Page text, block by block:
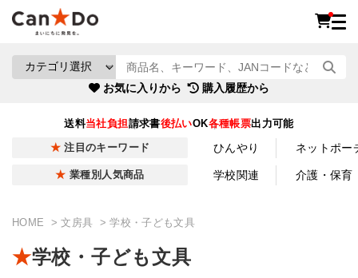
お気に入りから 購入履歴から
送料当社負担請求書後払いOK各種帳票出力可能
注目のキーワード ひんやり ネットポー
業種別人気商品 学校関連 介護・保育
HOME 文房具 学校・子ども文具
学校・子ども文具